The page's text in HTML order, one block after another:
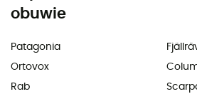
obuwie
Patagonia
Ortovox
Rab